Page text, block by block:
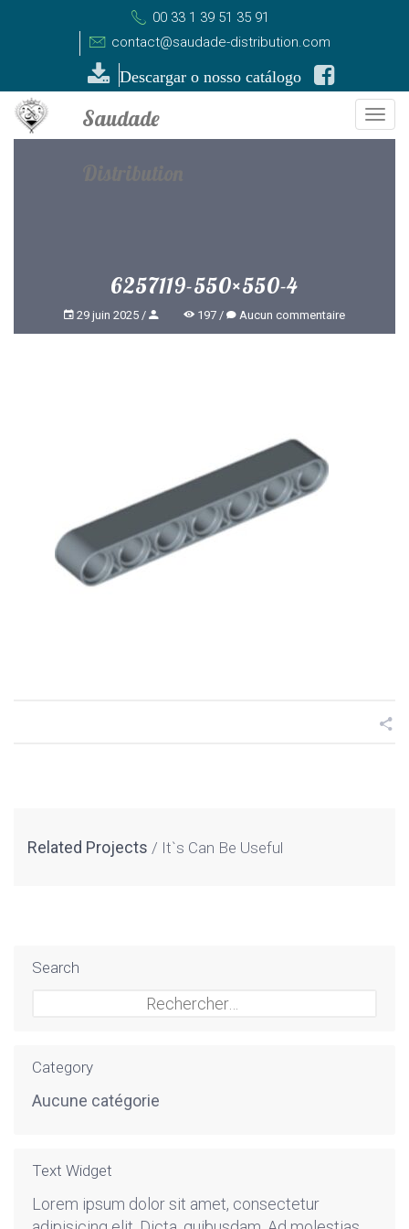
00 33 1 39 51 35 91
contact@saudade-distribution.com
Descargar o nosso catálogo
6257119-550×550-4
29 juin 2025 197 Aucun commentaire
Related Projects It`s Can Be Useful
Search
Category
Aucune catégorie
Text Widget
Lorem ipsum dolor sit amet, consectetur